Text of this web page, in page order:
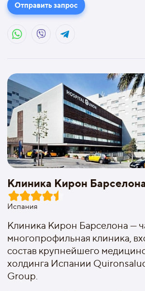
Отправить запрос
Клиника Кирон
Испания
Клиника Кирон Барселона —
многопрофильная клиника,
состав крупнейшего
холдинга Испании
Group.